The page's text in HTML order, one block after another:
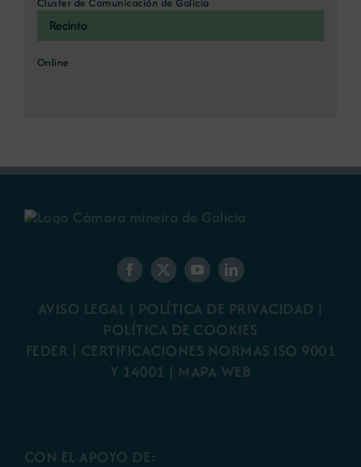
Recinto
Online
AVISO LEGAL | POLÍTICA DE PRIVACIDAD |
POLÍTICA DE COOKIES
FEDER | CERTIFICACIONES NORMAS ISO 9001
Y 14001 | MAPA WEB
CON EL APOYO DE: